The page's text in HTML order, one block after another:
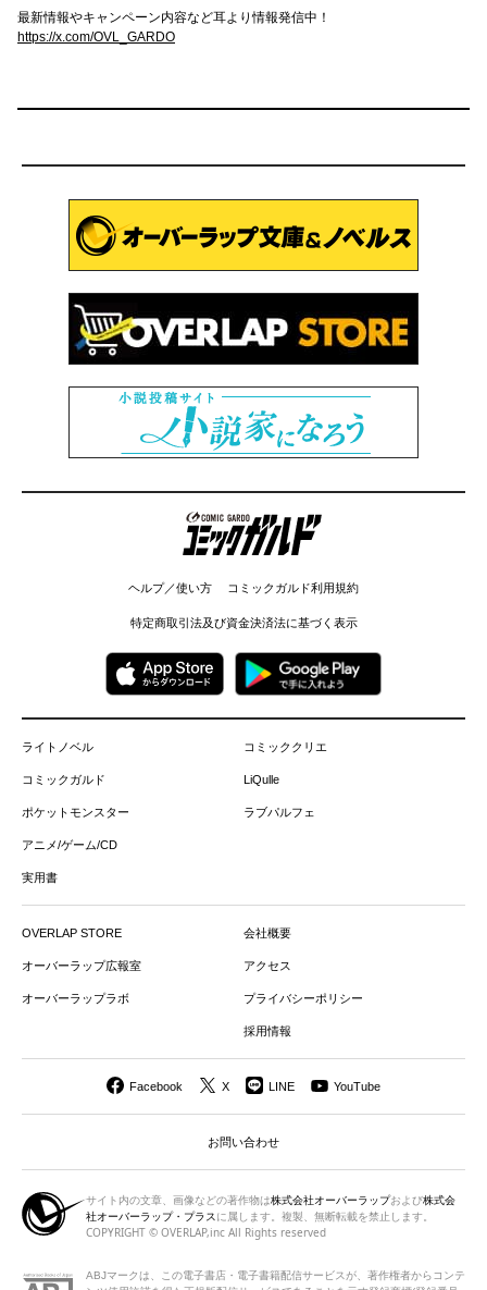
最新情報やキャンペーン内容など耳より情報発信中！
https://x.com/OVL_GARDO
コミックガルド
ヘルプ／使い方 コミックガルド利用規約
特定商取引法及び資金決済法に基づく表示
ライトノベル
コミックガルド
ポケットモンスター
アニメ/ゲーム/CD
実用書
コミッククリエ
LiQulle
ラブパルフェ
OVERLAP STORE
オーバーラップ広報室
オーバーラップラボ
会社概要
アクセス
プライバシーポリシー
採用情報
Facebook X LINE YouTube
お問い合わせ
サイト内の文章、画像などの著作物は株式会社オーバーラップおよび株式会
社オーバーラップ・プラス に属します。複製、無断転載を禁止します。
COPYRIGHT © OVERLAP,inc All Rights reserved
ABJマークは、この電子書店・電子書籍配信サービスが、著作権者からコンテ